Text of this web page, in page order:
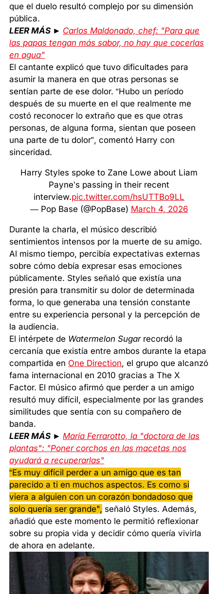
que el duelo resultó complejo por su dimensión
pública.
LEER MÁS ► Carlos Maldonado, chef: "Para que
las papas tengan más sabor, no hay que cocerlas
en agua"
El cantante explicó que tuvo dificultades para
asumir la manera en que otras personas se
sentían parte de ese dolor. “Hubo un período
después de su muerte en el que realmente me
costó reconocer lo extraño que es que otras
personas, de alguna forma, sientan que poseen
una parte de tu dolor”, comentó Harry con
sinceridad.
Harry Styles spoke to Zane Lowe about Liam
Payne’s passing in their recent
interview.pic.twitter.com/hsUTTBo9LL
— Pop Base (@PopBase) March 4, 2026
Durante la charla, el músico describió
sentimientos intensos por la muerte de su amigo.
Al mismo tiempo, percibía expectativas externas
sobre cómo debía expresar esas emociones
públicamente. Styles señaló que existía una
presión para transmitir su dolor de determinada
forma, lo que generaba una tensión constante
entre su experiencia personal y la percepción de
la audiencia.
El intérpete de Watermelon Sugarrecordó la
cercanía que existía entre ambos durante la etapa
compartida en One Direction, el grupo que alcanzó
fama internacional en 2010 gracias a The X
Factor. El músico afirmó que perder a un amigo
resultó muy difícil, especialmente por las grandes
similitudes que sentía con su compañero de
banda.
LEER MÁS ►María Ferrarotto, la "doctora de las
plantas": "Poner corchos en las macetas nos
ayudará a recuperarlas"
“Es muy difícil perder a un amigo que es tan
parecido a ti en muchos aspectos. Es como si
viera a alguien con un corazón bondadoso que
solo quería ser grande", señaló Styles. Además,
añadió que este momento le permitió reflexionar
sobre su propia vida y decidir cómo quería vivirla
de ahora en adelante.